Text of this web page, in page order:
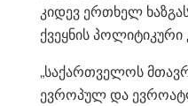
კიდევ ერთხელ
ქვეყნის
„საქართველოს
ევროპულ და